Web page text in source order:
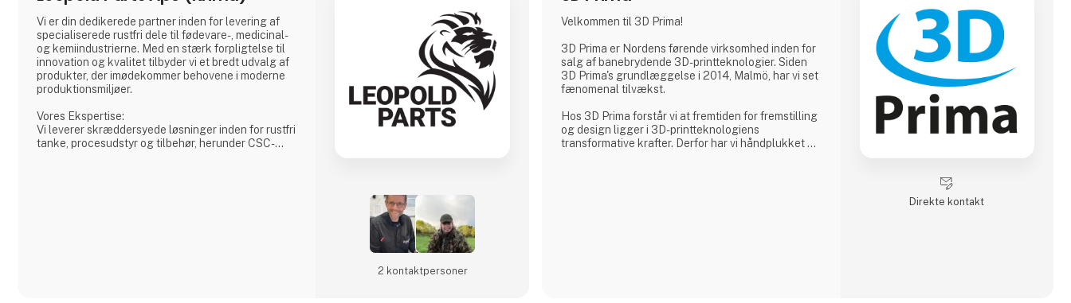
Vi er din dedikerede partner inden for levering af
specialiserede rustfri dele til fødevare-, medicinal-
og kemiindustrierne. Med en stærk forpligtelse til
innovation og kvalitet tilbyder vi et bredt udvalg af
produkter, der imødekommer behovene i moderne
produktionsmiljøer.
Vores Ekspertise:
Vi leverer skræddersyede løsninger inden for rustfri
tanke, procesudstyr og tilbehør, herunder CSC-
2 kontakt­personer
Velkommen til 3D Prima!
3D Prima er Nordens førende virksomhed inden for
salg af banebrydende 3D-printteknologier. Siden
3D Prima's grundlæggelse i 2014, Malmö, har vi set
fænomenal tilvækst.
Hos 3D Prima forstår vi at fremtiden for fremstilling
og design ligger i 3D-printteknologiens
transformative krafter. Derfor har vi håndplukket et
Direkte kontakt